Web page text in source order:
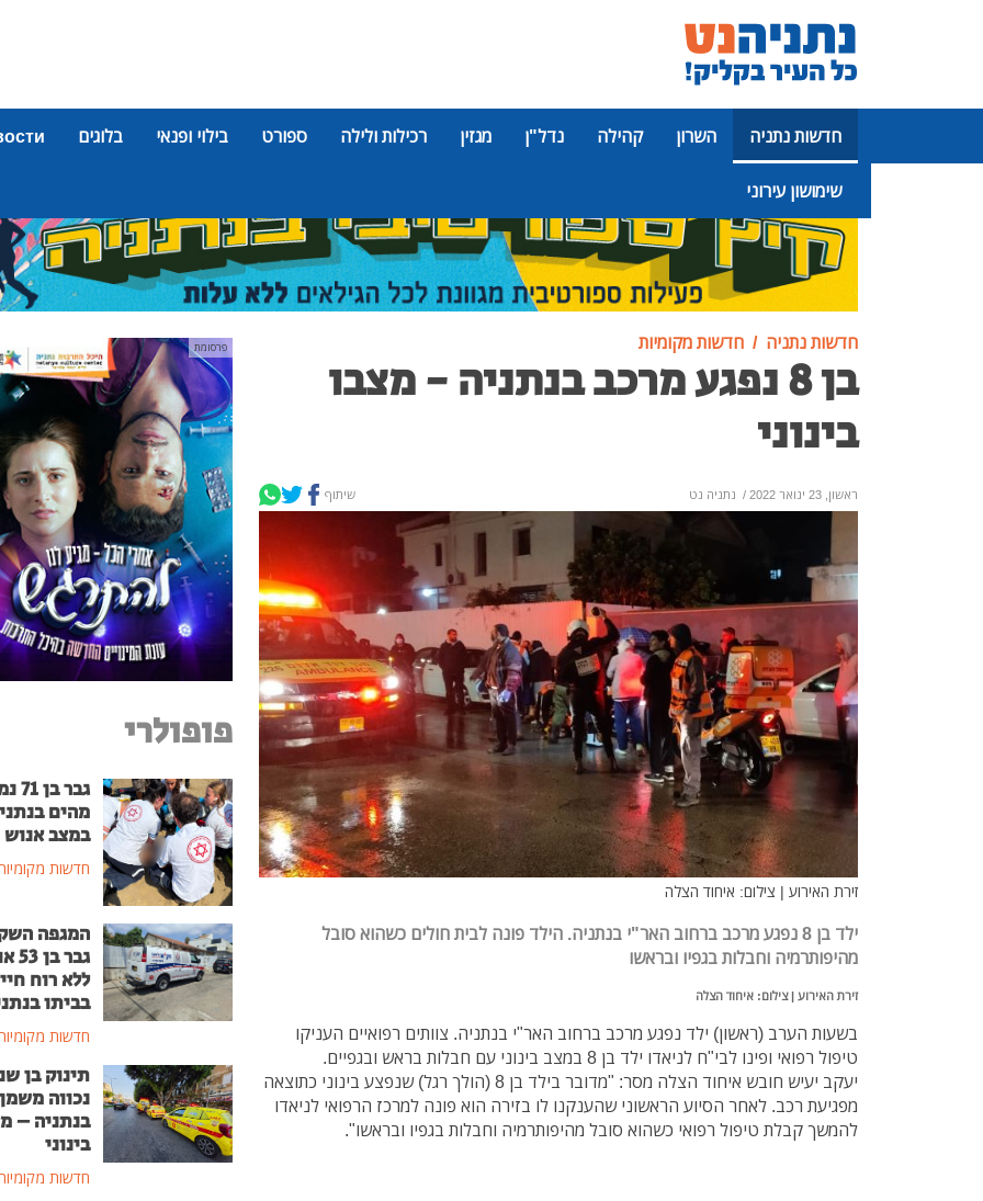
חדשות נתניה השרון קהילה נדל"ן מגזין רכילות ולילה ספורט בילוי ופנאי בלוגים
שימושון עירוני
פרסומת
חדשות נתניה חדשות מקומיות
בן 8 נפגע מרכב בנתניה - מצבו
בינוני
ראשון, 23 ינואר 2022 / נתניה נט שיתוף
זירת האירוע | צילום: איחוד הצלה
ילד בן 8 נפגע מרכב ברחוב האר"י בנתניה. הילד פונה לבית חולים כשהוא סובל
מהיפותרמיה וחבלות בגפיו ובראשו
זירת האירוע | צילום: איחוד הצלה
בשעות הערב (ראשון) ילד נפגע מרכב ברחוב האר"י בנתניה. צוותים רפואיים העניקו
טיפול רפואי ופינו לבי"ח לניאדו ילד בן 8 במצב בינוני עם חבלות בראש ובגפיים.
יעקב יעיש חובש איחוד הצלה מסר: "מדובר בילד בן 8 (הולך רגל) שנפצע בינוני כתוצאה
מפגיעת רכב. לאחר הסיוע הראשוני שהענקנו לו בזירה הוא פונה למרכז הרפואי לניאדו
להמשך קבלת טיפול רפואי כשהוא סובל מהיפותרמיה וחבלות בגפיו ובראשו".
פרסומת
פופולרי
גבר
מהים
במצב אנוש
חדשות
המגפה
גבר
ללא רוח
בביתו
חדשות
תינוק בן
נכווה
בנתניה –
בינוני
חדשות